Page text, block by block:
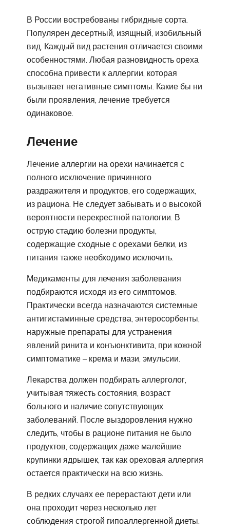
В России востребованы гибридные сорта.
Популярен десертный, изящный, изобильный
вид. Каждый вид растения отличается своими
особенностями. Любая разновидность ореха
способна привести к аллергии, которая
вызывает негативные симптомы. Какие бы ни
были проявления, лечение требуется
одинаковое.
Лечение
Лечение аллергии на орехи начинается с
полного исключение причинного
раздражителя и продуктов, его содержащих,
из рациона. Не следует забывать и о высокой
вероятности перекрестной патологии. В
острую стадию болезни продукты,
содержащие сходные с орехами белки, из
питания также необходимо исключить.
Медикаменты для лечения заболевания
подбираются исходя из его симптомов.
Практически всегда назначаются системные
антигистаминные средства, энтеросорбенты,
наружные препараты для устранения
явлений ринита и конъюнктивита, при кожной
симптоматике – крема и мази, эмульсии.
Лекарства должен подбирать аллерголог,
учитывая тяжесть состояния, возраст
больного и наличие сопутствующих
заболеваний. После выздоровления нужно
следить, чтобы в рационе питания не было
продуктов, содержащих даже малейшие
крупинки ядрышек, так как ореховая аллергия
остается практически на всю жизнь.
В редких случаях ее перерастают дети или
она проходит через несколько лет
соблюдения строгой гипоаллергенной диеты.